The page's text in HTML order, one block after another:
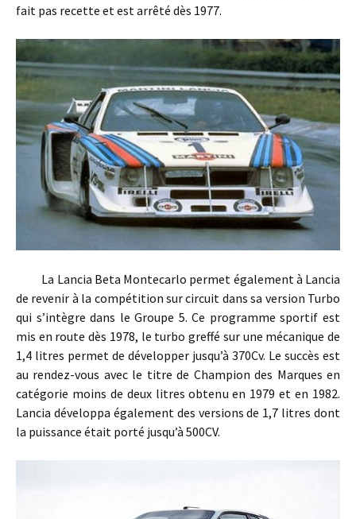
fait pas recette et est arrêté dès 1977.
La Lancia Beta Montecarlo permet également à Lancia
de revenir à la compétition sur circuit dans sa version Turbo
qui s’intègre dans le Groupe 5. Ce programme sportif est
mis en route dès 1978, le turbo greffé sur une mécanique de
1,4 litres permet de développer jusqu’à 370Cv. Le succès est
au rendez-vous avec le titre de Champion des Marques en
catégorie moins de deux litres obtenu en 1979 et en 1982.
Lancia développa également des versions de 1,7 litres dont
la puissance était porté jusqu’à 500CV.